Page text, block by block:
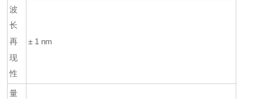
波
长
再
现
性
± 1 nm
量